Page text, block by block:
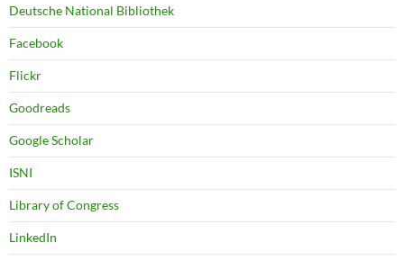
Deutsche National Bibliothek
Facebook
Flickr
Goodreads
Google Scholar
ISNI
Library of Congress
LinkedIn